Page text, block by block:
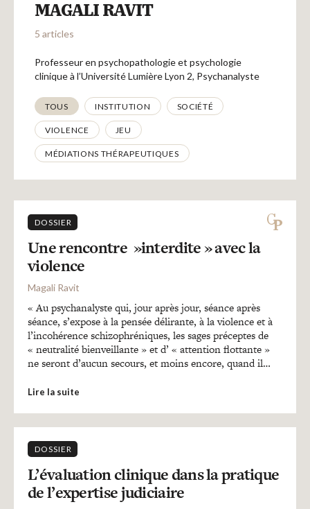
Revues
Colloque
Mon panier
Mon compte
MAGALI RAVIT
5 articles
Professeur en psychopathologie et psychologie
clinique à l’Université Lumière Lyon 2, Psychanalyste
Thématiques
TOUS INSTITUTION SOCIÉTÉ
VIOLENCE JEU
MÉDIATIONS THÉRAPEUTIQUES
DOSSIER
L’évaluation clinique dans la pratique
de l’expertise judiciaire
DOSSIER
Une rencontre »interdite » avec la
violence
Magali Ravit
« Au psychanalyste qui, jour après jour, séance après
séance, s’expose à la pensée délirante, à la violence et à
l’incohérence schizophréniques, les sages préceptes de
« neutralité bienveillante » et d’ « attention flottante »
ne seront d’aucun secours, et moins encore, quand il…
Lire la suite